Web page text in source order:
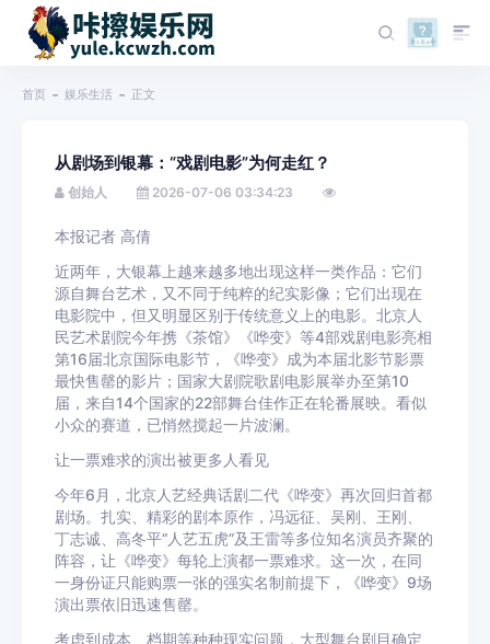
首页 娱乐生活 正文
从剧场到银幕：“戏剧电影”为何走红？
创始人 2026-07-06 03:34:23
本报记者 高倩
近两年，大银幕上越来越多地出现这样一类作品：它们
源自舞台艺术，又不同于纯粹的纪实影像；它们出现在
电影院中，但又明显区别于传统意义上的电影。北京人
民艺术剧院今年携《茶馆》《哗变》等4部戏剧电影亮相
第16届北京国际电影节，《哗变》成为本届北影节影票
最快售罄的影片；国家大剧院歌剧电影展举办至第10
届，来自14个国家的22部舞台佳作正在轮番展映。看似
小众的赛道，已悄然搅起一片波澜。
让一票难求的演出被更多人看见
今年6月，北京人艺经典话剧二代《哗变》再次回归首都
剧场。扎实、精彩的剧本原作，冯远征、吴刚、王刚、
丁志诚、高冬平“人艺五虎”及王雷等多位知名演员齐聚的
阵容，让《哗变》每轮上演都一票难求。这一次，在同
一身份证只能购票一张的强实名制前提下，《哗变》9场
演出票依旧迅速售罄。
考虑到成本、档期等种种现实问题，大型舞台剧目确定